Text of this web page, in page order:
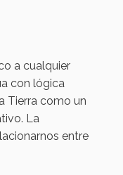
a cualquier
con lógica
Tierra como un
La
entre